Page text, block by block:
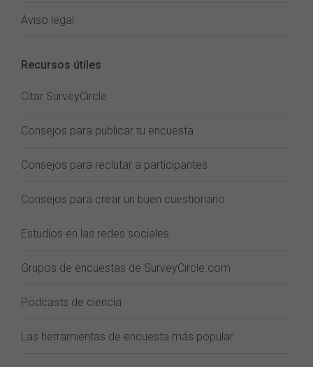
Aviso legal
Recursos útiles
Citar SurveyCircle
Consejos para publicar tu encuesta
Consejos para reclutar a participantes
Consejos para crear un buen cuestionario
Estudios en las redes sociales
Grupos de encuestas de SurveyCircle.com
Podcasts de ciencia
Las herramientas de encuesta más popular